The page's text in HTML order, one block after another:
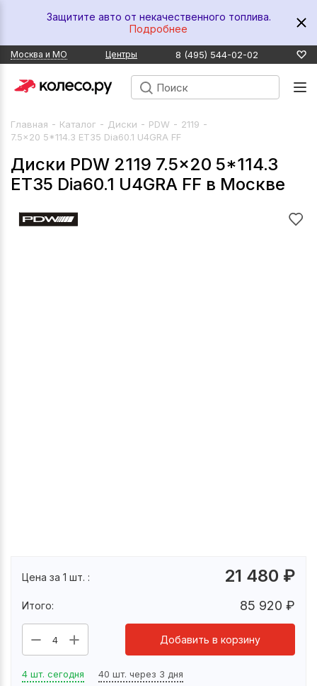
Защитите авто от некачественного топлива.
Подробнее
Москва и МО Центры 8 (495) 544-02-02
Главная - Каталог - Диски - PDW - 2119 -
7.5x20 5*114.3 ET35 Dia60.1 U4GRA FF
Диски PDW 2119 7.5x20 5*114.3
ET35 Dia60.1 U4GRA FF в Москве
Цена за 1 шт. : 21 480 ₽
Итого: 85 920 ₽
4 Добавить в корзину
4 шт. сегодня 40 шт. через 3 дня